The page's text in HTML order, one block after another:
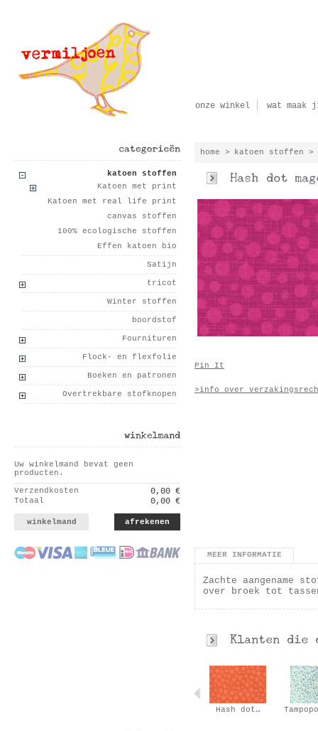
onze winkel wat maak
katoen stoffen
Katoen met print
Katoen met real life print
canvas stoffen
100% ecologische stoffen
Effen katoen bio
Satijn
tricot
Winter stoffen
boordstof
Fournituren
Flock- en flexfolie
Boeken en patronen
Overtrekbare stofknopen
Uw winkelmand bevat geen
producten.
Verzendkosten 0,00 €
Totaal 0,00 €
winkelmand afrekenen
home > katoen stoffen >
Pin It
>info over
MEER INFORMATIE
Zachte aangename
over broek tot
Hash dot…